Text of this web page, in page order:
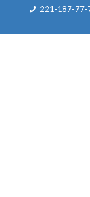
221-187-77-